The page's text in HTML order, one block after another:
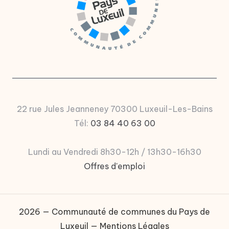
s
e
22 rue Jules Jeanneney 70300 Luxeuil-Les-Bains
Tél: 03 84 40 63 00
Lundi au Vendredi 8h30-12h / 13h30-16h30
Offres d'emploi
2026 — Communauté de communes du Pays de
Luxeuil — Mentions Légales